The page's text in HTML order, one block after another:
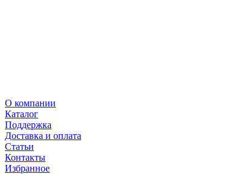
О компании
Каталог
Поддержка
Доставка и оплата
Статьи
Контакты
Избранное